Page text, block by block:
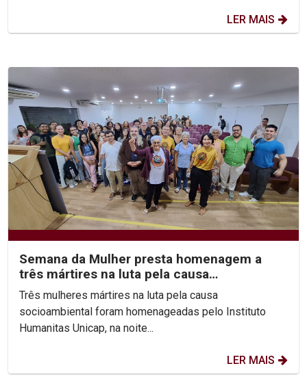
LER MAIS
Semana da Mulher presta homenagem a
três mártires na luta pela causa
socioambiental
Três mulheres mártires na luta pela causa
socioambiental foram homenageadas pelo Instituto
Humanitas Unicap, na noite...
LER MAIS